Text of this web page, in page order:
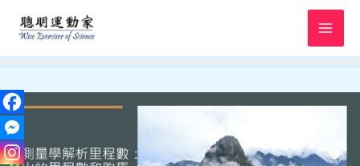
主
內
容